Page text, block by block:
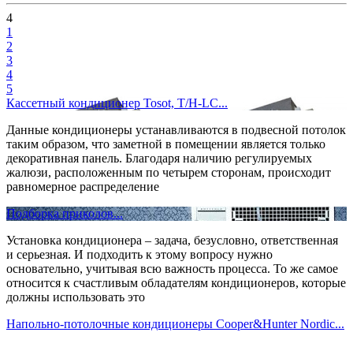
4
1
2
3
4
5
Кассетный кондиционер Tosot, T/H-LC...
Данные кондиционеры устанавливаются в подвесной потолок
таким образом, что заметной в помещении является только
декоративная панель. Благодаря наличию регулируемых
жалюзи, расположенным по четырем сторонам, происходит
равномерное распределение
Подборка приколов...
Установка кондиционера – задача, безусловно, ответственная
и серьезная. И подходить к этому вопросу нужно
основательно, учитывая всю важность процесса. То же самое
относится к счастливым обладателям кондиционеров, которые
должны использовать это
Напольно-потолочные кондиционеры Cooper&Hunter Nordic...